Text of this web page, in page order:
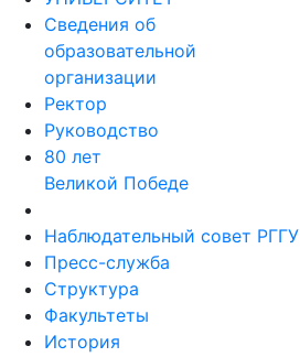
Сведения об
образовательной
организации
Ректор
Руководство
80 лет
Великой Победе
Наблюдательный совет РГГУ
Пресс-служба
Структура
Факультеты
История